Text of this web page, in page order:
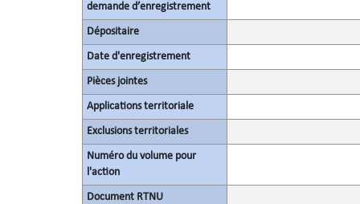
demande d’enregistrement
Dépositaire
Date d'enregistrement
Pièces jointes
Applications territoriale
Exclusions territoriales
Numéro du volume pour
l'action
Document RTNU